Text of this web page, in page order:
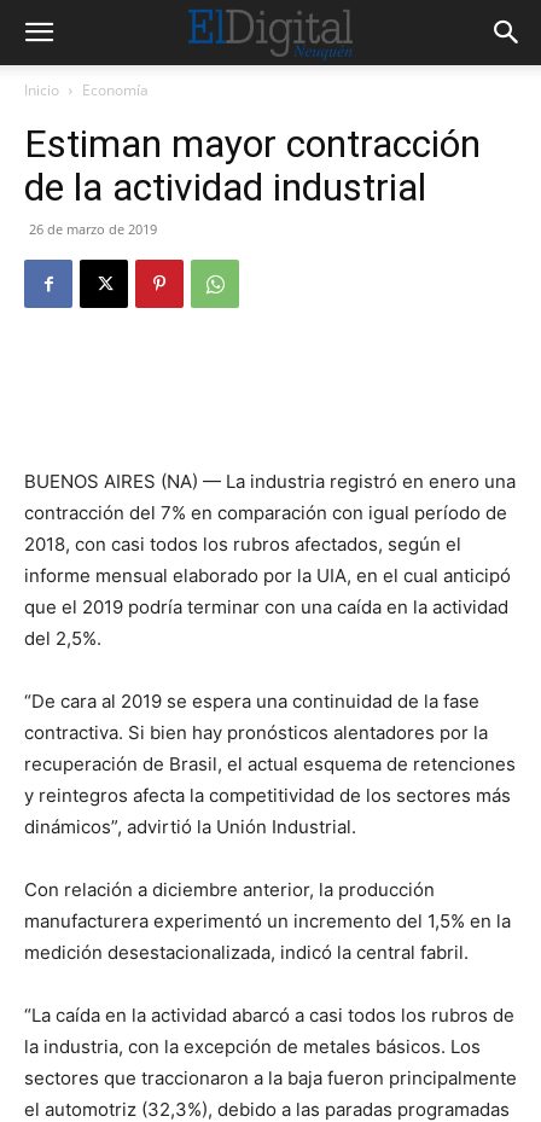
Inicio Economía
Estiman mayor contracción
de la actividad industrial
26 de marzo de 2019
BUENOS AIRES (NA) — La industria registró en enero una
contracción del 7% en comparación con igual período de
2018, con casi todos los rubros afectados, según el
informe mensual elaborado por la UIA, en el cual anticipó
que el 2019 podría terminar con una caída en la actividad
del 2,5%.
“De cara al 2019 se espera una continuidad de la fase
contractiva. Si bien hay pronósticos alentadores por la
recuperación de Brasil, el actual esquema de retenciones
y reintegros afecta la competitividad de los sectores más
dinámicos”, advirtió la Unión Industrial.
Con relación a diciembre anterior, la producción
manufacturera experimentó un incremento del 1,5% en la
medición desestacionalizada, indicó la central fabril.
“La caída en la actividad abarcó a casi todos los rubros de
la industria, con la excepción de metales básicos. Los
sectores que traccionaron a la baja fueron principalmente
el automotriz (32,3%), debido a las paradas programadas